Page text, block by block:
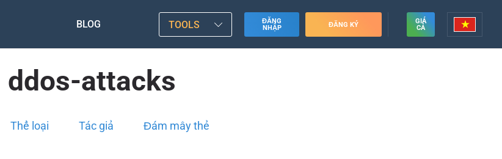
BLOG TOOLS
ĐĂNG
NHẬP
ĐĂNG KÝ
GIÁ
CẢ
ddos-attacks
Thể loại Tác giả Đám mây thẻ